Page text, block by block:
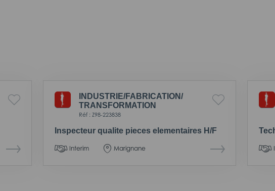
INDUSTRIE/FABRICATION/
TRANSFORMATION
Réf : Z98-223838
Inspecteur qualite pieces elementaires H/F
Interim Marignane